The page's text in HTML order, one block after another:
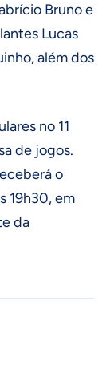
Bruno e
Lucas
além dos
no 11
de jogos.
o
19h30, em
da